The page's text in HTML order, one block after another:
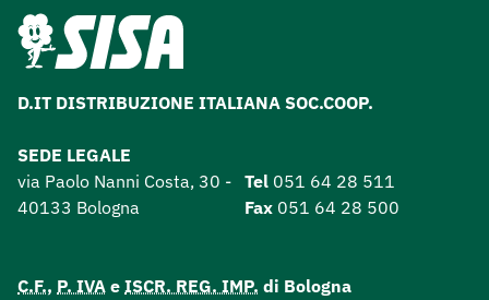
D.IT DISTRIBUZIONE ITALIANA SOC.COOP.
SEDE LEGALE
via Paolo Nanni Costa, 30 -
40133 Bologna
Tel 051 64 28 511
Fax 051 64 28 500
C.F., P. IVA e ISCR. REG. IMP. di Bologna